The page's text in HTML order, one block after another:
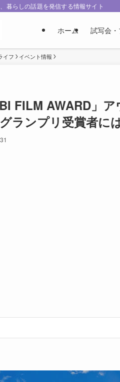
暮らしの話題を発信する情報サイト
ホーム 試写会
イフ イベント情報
FILM AWARD」
ランプリ受賞者に